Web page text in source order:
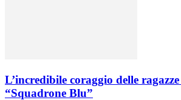
L’incredibile coraggio delle
“Squadrone Blu”